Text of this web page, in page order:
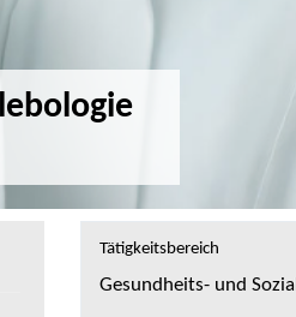
Tätigkeitsbereich
Gesundheits- und